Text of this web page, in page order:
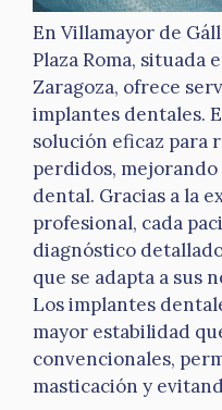
En Villamayor de
Plaza Roma, situada
Zaragoza, ofrece
implantes dentales.
solución eficaz para
perdidos,
dental. Gracias a la
profesional, cada
diagnóstico
que se adapta a sus
Los implantes
mayor estabilidad
convencionales,
masticación y